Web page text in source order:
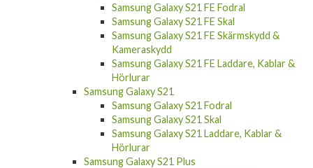
Samsung Galaxy S21 FE Fodral
Samsung Galaxy S21 FE Skal
Samsung Galaxy S21 FE Skärmskydd &
Kameraskydd
Samsung Galaxy S21 FE Laddare, Kablar &
Hörlurar
Samsung Galaxy S21
Samsung Galaxy S21 Fodral
Samsung Galaxy S21 Skal
Samsung Galaxy S21 Laddare, Kablar &
Hörlurar
Samsung Galaxy S21 Plus